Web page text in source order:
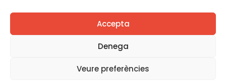
Accepta
Denega
Veure preferències
Creiem que el coneixement s’ha de compartir. Per això
fem servir una llicència Creative Commons, llevat que en
algun material indiquem el contrari. Us animem a copiar,
redistribuir, remesclar o transformar i crear els continguts
comercial. Només us demanem que reconegueu